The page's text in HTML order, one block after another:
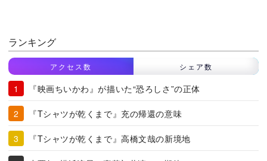
ランキング
アクセス数 シェア数
『映画ちいかわ』が描いた“恐ろしさ”の正体
『Tシャツが乾くまで』充の帰還の意味
『Tシャツが乾くまで』高橋文哉の新境地